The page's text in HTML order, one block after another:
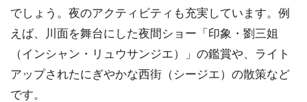
でしょう。夜のアクティビティも充実しています。例
えば、川面を舞台にした夜間ショー「印象・劉三姐
（インシャン・リュウサンジエ）」の鑑賞や、ライト
アップされたにぎやかな西街（シージエ）の散策など
です。